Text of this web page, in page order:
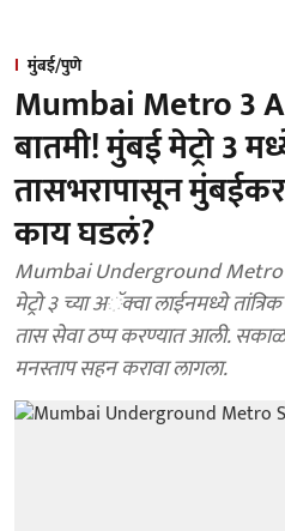
मुंबई/पुणे
Mumbai Metro 3
बातमी! मुंबई मेट्रो 3
तासभरापासून
काय घडलं?
Mumbai Underground
मेट्रो ३ च्या अॅक्वा लाईनमध्ये
तास सेवा ठप्प करण्यात आली.
मनस्ताप सहन करावा लागला.